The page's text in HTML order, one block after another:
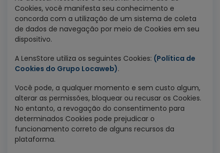
Cookies, você manifesta seu conhecimento e
concorda com a utilização de um sistema de coleta
de dados de navegação por meio de Cookies em seu
dispositivo.
A LensStore utiliza os seguintes Cookies: (Política de
Cookies do Grupo Locaweb).
Você pode, a qualquer momento e sem custo algum,
alterar as permissões, bloquear ou recusar os Cookies.
No entanto, a revogação do consentimento para
determinados Cookies pode prejudicar o
funcionamento correto de alguns recursos da
plataforma.